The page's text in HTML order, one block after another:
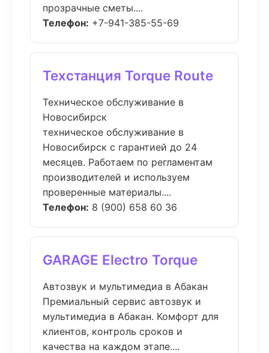
прозрачные сметы....
Телефон: +7-941-385-55-69
Техстанция Torque Route
Техническое обслуживание в
Новосибирск
техническое обслуживание в
Новосибирск с гарантией до 24
месяцев. Работаем по регламентам
производителей и используем
проверенные материалы....
Телефон: 8 (900) 658 60 36
GARAGE Electro Torque
Автозвук и мультимедиа в Абакан
Премиальный сервис автозвук и
мультимедиа в Абакан. Комфорт для
клиентов, контроль сроков и
качества на каждом этапе....